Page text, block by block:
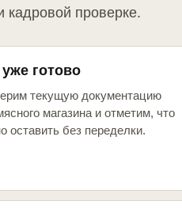
кадровой проверке.
готово
текущую документацию
магазина и отметим, что
оставить без переделки.